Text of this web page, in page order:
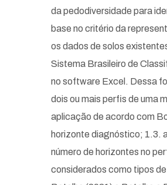
da pedodiversidade para
base no critério da
os dados de solos
Sistema Brasileiro de
no software Excel. Dessa
dois ou mais perfis de uma
aplicação de acordo com
horizonte diagnóstico; 1.3.
número de horizontes no
considerados como tipos